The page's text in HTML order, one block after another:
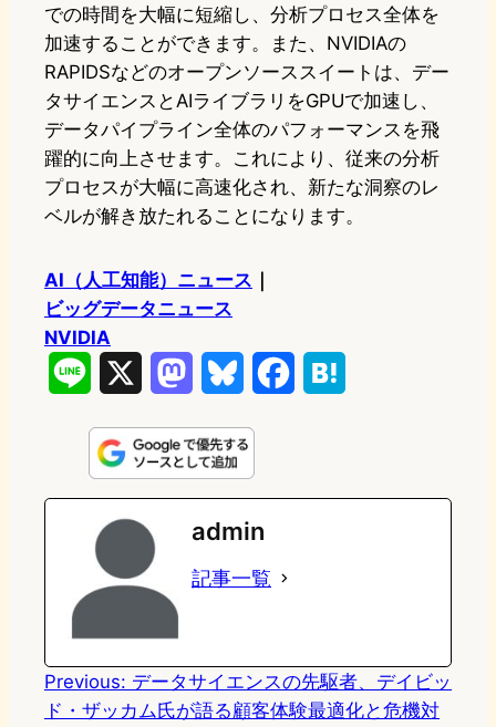
での時間を大幅に短縮し、分析プロセス全体を
加速することができます。また、NVIDIAの
RAPIDSなどのオープンソーススイートは、デー
タサイエンスとAIライブラリをGPUで加速し、
データパイプライン全体のパフォーマンスを飛
躍的に向上させます。これにより、従来の分析
プロセスが大幅に高速化され、新たな洞察のレ
ベルが解き放たれることになります。
AI（人工知能）ニュース
ビッグデータニュース
NVIDIA
n
e
s
t
o
d
n
u
e
s
k
e
k
e
admin
記事一覧
Previous: データサイエンスの先駆者、デイビッ
ド・ザッカム氏が語る顧客体験最適化と危機対